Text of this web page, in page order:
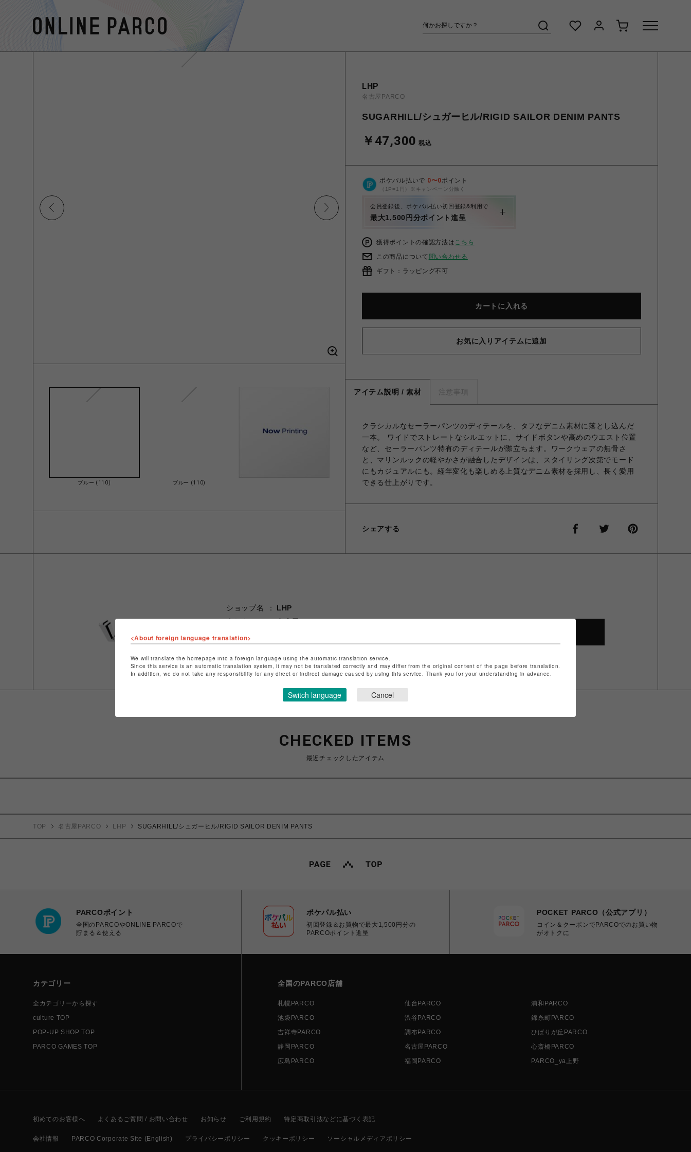
ブルー (110) ブルー (110)
LHP
名古屋PARCO
SUGARHILL/シュガーヒル/RIGID SAILOR DENIM PANTS
￥47,300 税込
ポケパル払いで 0〜0ポイント
（1P=1円）※キャンペーン分除く
会員登録後、ポケパル払い初回登録&利用で
最大1,500円分ポイント進呈
獲得ポイントの確認方法はこちら
この商品について 問い合わせる
ギフト：ラッピング不可
カートに入れる
お気に入りアイテムに追加
アイテム説明 / 素材 注意事項
クラシカルなセーラーパンツのディテールを、タフなデニム素材に落とし込んだ
一本。 ワイドでストレートなシルエットに、サイドボタンや高めのウエスト位置
など、セーラーパンツ特有のディテールが際立ちます。ワークウェアの無骨さ
と、マリンルックの軽やかさが融合したデザインは、スタイリング次第でモード
にもカジュアルにも。経年変化も楽しめる上質なデニム素材を採用し、長く愛用
できる仕上がりです。
シェアする
ショップ名
LHP
特定商取引法など法令に基づく表記はこちら
ショップお問い合わせは こちら
CHECKED ITEMS
最近チェックしたアイテム
TOP 名古屋PARCO LHP SUGARHILL/シュガーヒル/RIGID SAILOR DENIM PANTS
PARCOポイント
全国のPARCOやONLINE PARCOで
貯まる＆使える
ポケパル払い
初回登録＆お買物で最大1,500円分の
PARCOポイント進呈
POCKET PARCO（公式アプリ）
コイン＆クーポンでPARCOでのお買い物
がオトクに
カテゴリー
全カテゴリーから探す
culture TOP
POP-UP SHOP TOP
PARCO GAMES TOP
全国のPARCO店舗
札幌PARCO 仙台PARCO
浦和PARCO
池袋PARCO
渋谷PARCO
錦糸町PARCO
吉祥寺PARCO
調布PARCO
ひばりが丘PARCO
静岡PARCO
名古屋PARCO
心斎橋PARCO
広島PARCO
福岡PARCO PARCO_ya上野
初めてのお客様へ よくあるご質問 / お問い合わせ お知らせ ご利用規約 特定商取引法などに基づく表記
会社情報 PARCO Corporate Site (English) プライバシーポリシー クッキーポリシー ソーシャルメディアポリシー
<About foreign language translation>
We will translate the homepage into a foreign language using the automatic translation service.
Since this service is an automatic translation system, it may not be translated correctly and may differ from the original content of the page before translation.
In addition, we do not take any responsibility for any direct or indirect damage caused by using this service. Thank you for your understanding in advance.
Switch language Cancel